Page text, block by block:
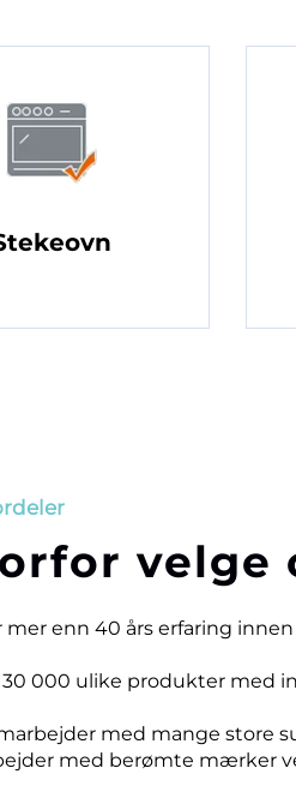
velge
mer enn 40 års erfaring
30 000 ulike produkter med
med mange store
med berømte mærker